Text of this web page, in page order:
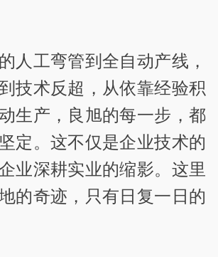
人工弯管到全自动产线，
技术反超，从依靠经验积
生产，良旭的每一步，都
定。这不仅是企业技术的
业深耕实业的缩影。这里
的奇迹，只有日复一日的